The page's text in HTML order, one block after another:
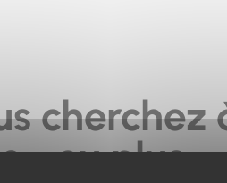
cherchez
ou plus.